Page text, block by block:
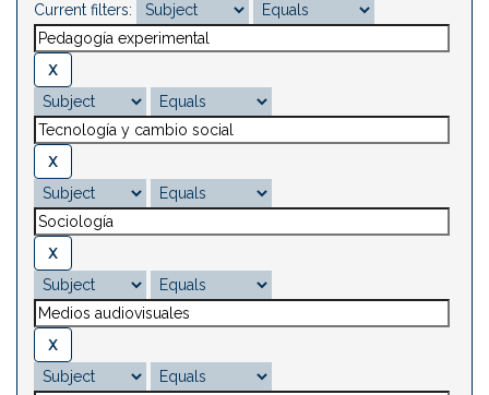
Current filters: